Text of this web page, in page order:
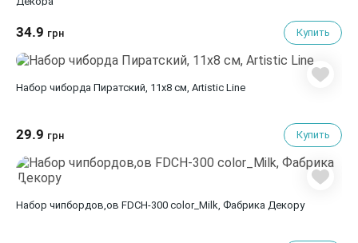
34.9 грн Купить
Набор чиборда Пиратский, 11х8 см, Artistic Line
29.9 грн Купить
Набор чипбордов,ов FDCH-300 color_Milk, Фабрика Декору